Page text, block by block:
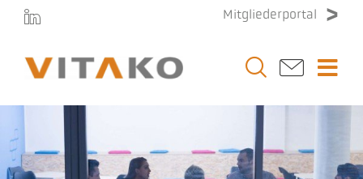
Zum
springen
Mitgliederportal
Vitako
Themen